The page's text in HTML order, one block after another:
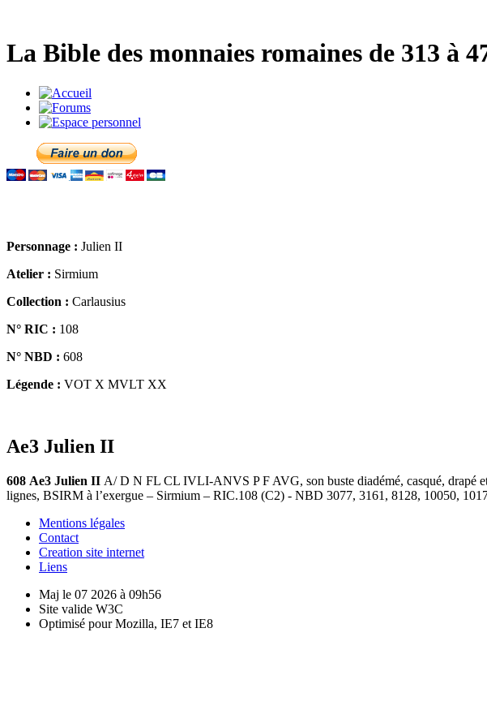
La Bible des monnaies romaines de 313 à
Personnage : Julien II
Atelier : Sirmium
Collection : Carlausius
N° RIC : 108
N° NBD : 608
Légende : VOT X MVLT XX
Ae3 Julien II
608 Ae3 Julien II A/ D N FL CL IVLI-ANVS P F AVG, son buste diadémé, casqué, drapé
lignes, BSIRM à l’exergue – Sirmium – RIC.108 (C2) - NBD 3077, 3161, 8128, 10050,
Mentions légales
Contact
Creation site internet
Liens
Maj le 07 2026 à 09h56
Site valide W3C
Optimisé pour Mozilla, IE7 et IE8